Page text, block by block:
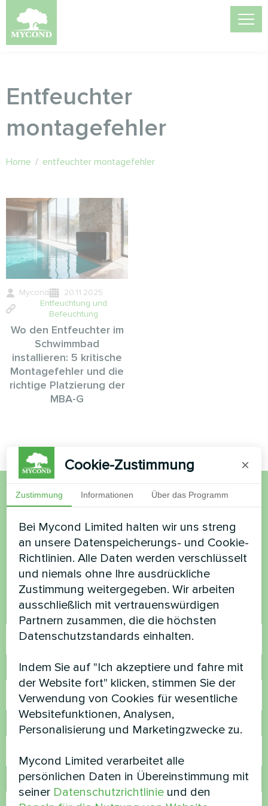
Entfeuchter
montagefehler
Home / entfeuchter montagefehler
Mycond
20.11.2025
Entfeuchtung und
Befeuchtung
Wo den Entfeuchter im
Schwimmbad
installieren: 5 kritische
Montagefehler und die
richtige Platzierung der
MBA-G
Möchten Sie kaufen oder
haben Sie Fragen?
Kontaktieren Sie uns und wir werden Ihnen
helfen
Name
Rufnummer
E-Mail
Kommentar
Cookie-Zustimmung ×
Zustimmung Informationen Über das Programm
Bei Mycond Limited halten wir uns streng
an unsere Datenspeicherungs- und Cookie-
Richtlinien. Alle Daten werden verschlüsselt
und niemals ohne Ihre ausdrückliche
Zustimmung weitergegeben. Wir arbeiten
ausschließlich mit vertrauenswürdigen
Partnern zusammen, die die höchsten
Datenschutzstandards einhalten.
Indem Sie auf "Ich akzeptiere und fahre mit
der Website fort" klicken, stimmen Sie der
Verwendung von Cookies für wesentliche
Websitefunktionen, Analysen,
Personalisierung und Marketingzwecke zu.
Mycond Limited verarbeitet alle
persönlichen Daten in Übereinstimmung mit
seiner Datenschutzrichtlinie und den